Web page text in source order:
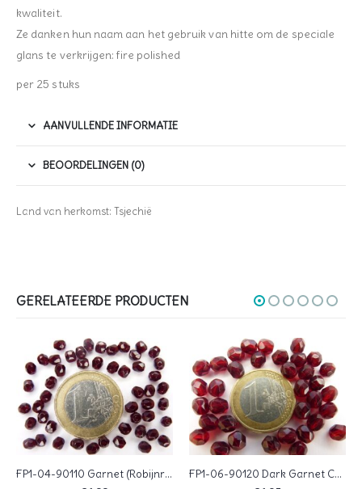
kwaliteit.
Ze danken hun naam aan het gebruik van hitte om de speciale
glans te verkrijgen: fire polished
per 25 stuks
AANVULLENDE INFORMATIE
BEOORDELINGEN (0)
Land van herkomst: Tsjechië
GERELATEERDE PRODUCTEN
FP1-04-90110 Garnet (Robijnrood) Czech Glass Facet Firepolish 4mm 50 stuks FP1-06-90120 Dark Garnet Czech Glass Facet Firepolish 6 mm 25 stuks